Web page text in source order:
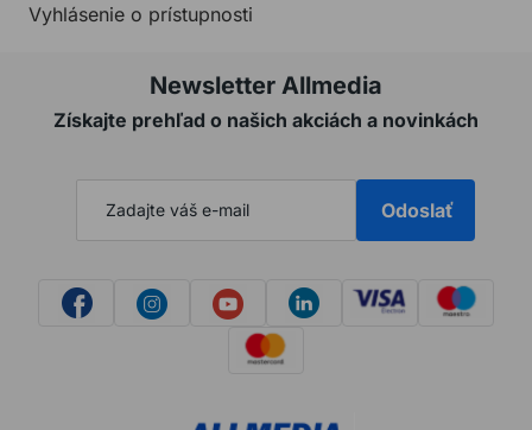
Vyhlásenie o prístupnosti
Newsletter Allmedia
Získajte prehľad o našich akciách a novinkách
Odoslať